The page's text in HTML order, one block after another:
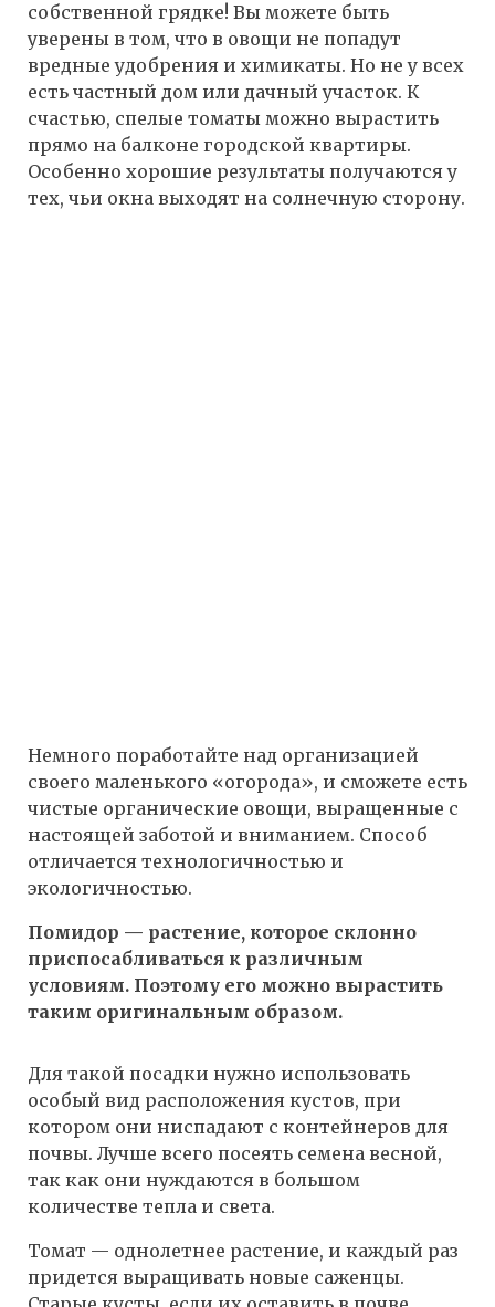
собственной грядке! Вы можете быть
уверены в том, что в овощи не попадут
вредные удобрения и химикаты. Но не у всех
есть частный дом или дачный участок. К
счастью, спелые томаты можно вырастить
прямо на балконе городской квартиры.
Особенно хорошие результаты получаются у
тех, чьи окна выходят на солнечную сторону.
Немного поработайте над организацией
своего маленького «огорода», и сможете есть
чистые органические овощи, выращенные с
настоящей заботой и вниманием. Способ
отличается технологичностью и
экологичностью.
Помидор — растение, которое склонно
приспосабливаться к различным
условиям. Поэтому его можно вырастить
таким оригинальным образом.
Для такой посадки нужно использовать
особый вид расположения кустов, при
котором они ниспадают с контейнеров для
почвы. Лучше всего посеять семена весной,
так как они нуждаются в большом
количестве тепла и света.
Томат — однолетнее растение, и каждый раз
придется выращивать новые саженцы.